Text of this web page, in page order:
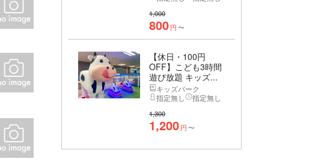
1,000
800円 〜
【休日・100円
OFF】こども3時間
遊び放題 キッズ...
キッズパーク
指定無し
指定無し
1,300
1,200円 〜